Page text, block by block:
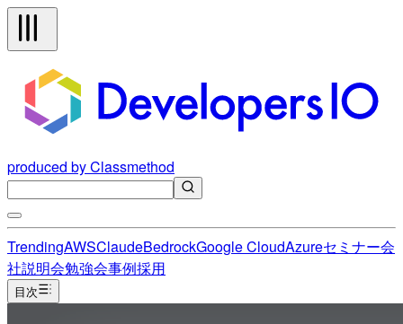
produced by Classmethod
TrendingAWSClaudeBedrockGoogle CloudAzureセミナー会
社説明会勉強会事例採用
目次